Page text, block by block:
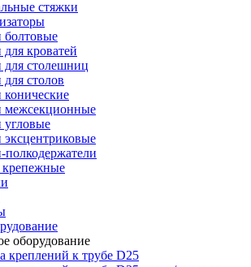
стяжки
кроватей
столешниц
столов
межсекционные
крепежные
оборудование
креплений к трубе D25